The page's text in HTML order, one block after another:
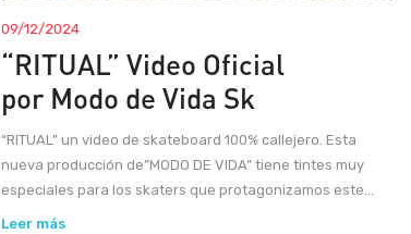
09/12/2024
“RITUAL” Video Oficial
por Modo de Vida Sk
“RITUAL” un video de skateboard 100% callejero. Esta
nueva producción de”MODO DE VIDA” tiene tintes muy
especiales para los skaters que protagonizamos este...
Leer más